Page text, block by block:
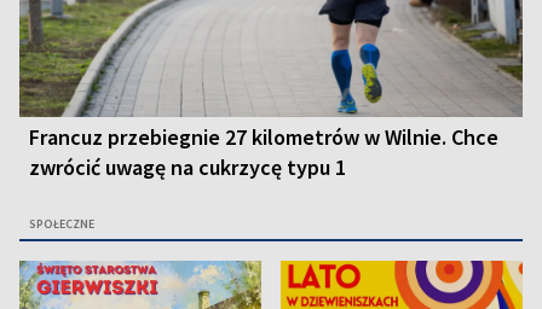
Francuz przebiegnie 27 kilometrów w Wilnie. Chce
zwrócić uwagę na cukrzycę typu 1
SPOŁECZNE